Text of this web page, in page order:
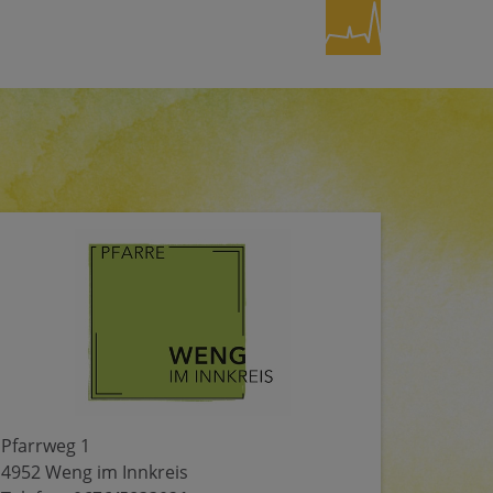
Pfarrweg 1
4952 Weng im Innkreis